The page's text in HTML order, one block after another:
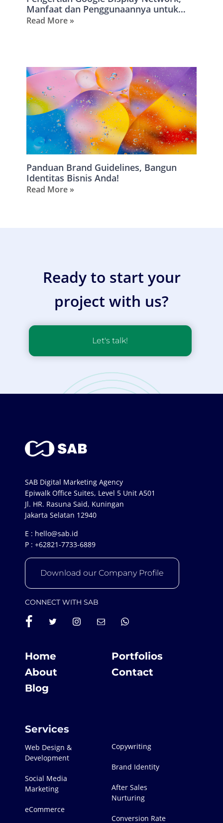
Manfaat dan Penggunaannya untuk
Promosi Jasa atau Produk yang Kita
Read More »
Panduan Brand Guidelines, Bangun
Identitas Bisnis Anda!
Read More »
Ready to start your
project with us?
Let's talk!
SAB Digital Marketing Agency
Epiwalk Office Suites, Level 5 Unit A501
Jl. HR. Rasuna Said, Kuningan
Jakarta Selatan 12940
E : hello@sab.id
P : +62821-7733-6889
Download our Company Profile
CONNECT WITH SAB
Home
Portfolios
About
Contact
Blog
Services
Web Design &
Development
Social Media
Marketing
eCommerce
Copywriting
Brand Identity
After Sales
Nurturing
Conversion Rate